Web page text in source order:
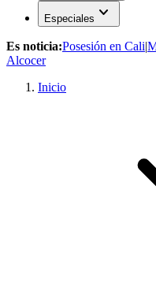
Especiales expand_more
Es noticia:Posesión en Cali|
Alcocer
Inicio